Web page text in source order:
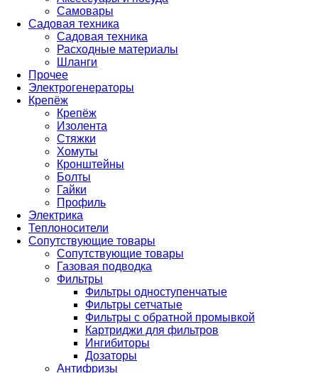
Самовары
Садовая техника
Садовая техника
Расходные материалы
Шланги
Прочее
Электрогенераторы
Крепёж
Крепёж
Изолента
Стяжки
Хомуты
Кронштейны
Болты
Гайки
Профиль
Электрика
Теплоносители
Сопутствующие товары
Сопутствующие товары
Газовая подводка
Фильтры
Фильтры одноступенчатые
Фильтры сетчатые
Фильтры с обратной промывкой
Картриджи для фильтров
Ингибиторы
Дозаторы
Антифризы